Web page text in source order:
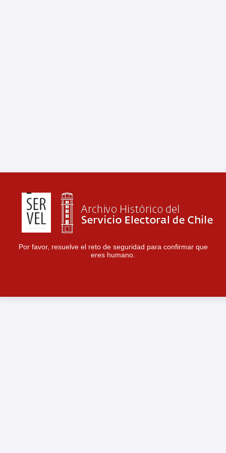
Por favor, resuelve el reto de seguridad para confirmar que
eres humano.